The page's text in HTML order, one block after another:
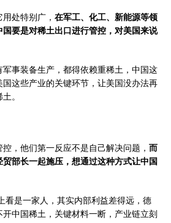
处特别广， 在军工、化工、新能源等领
要是对稀土出口进行管控，对美国来说
事装备生产，都得依赖重稀土，中国这
这些产业的关键环节，让美国没办法再
。
，他们第一反应不是自己解决问题， 而
部长一起施压，想通过这种方式让中国
看是一家人，其实内部利益差得远，德
中国稀土，关键材料一断，产业链立刻